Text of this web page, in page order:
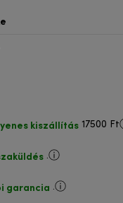
kiszállítás 17500 Ft
.
garancia .